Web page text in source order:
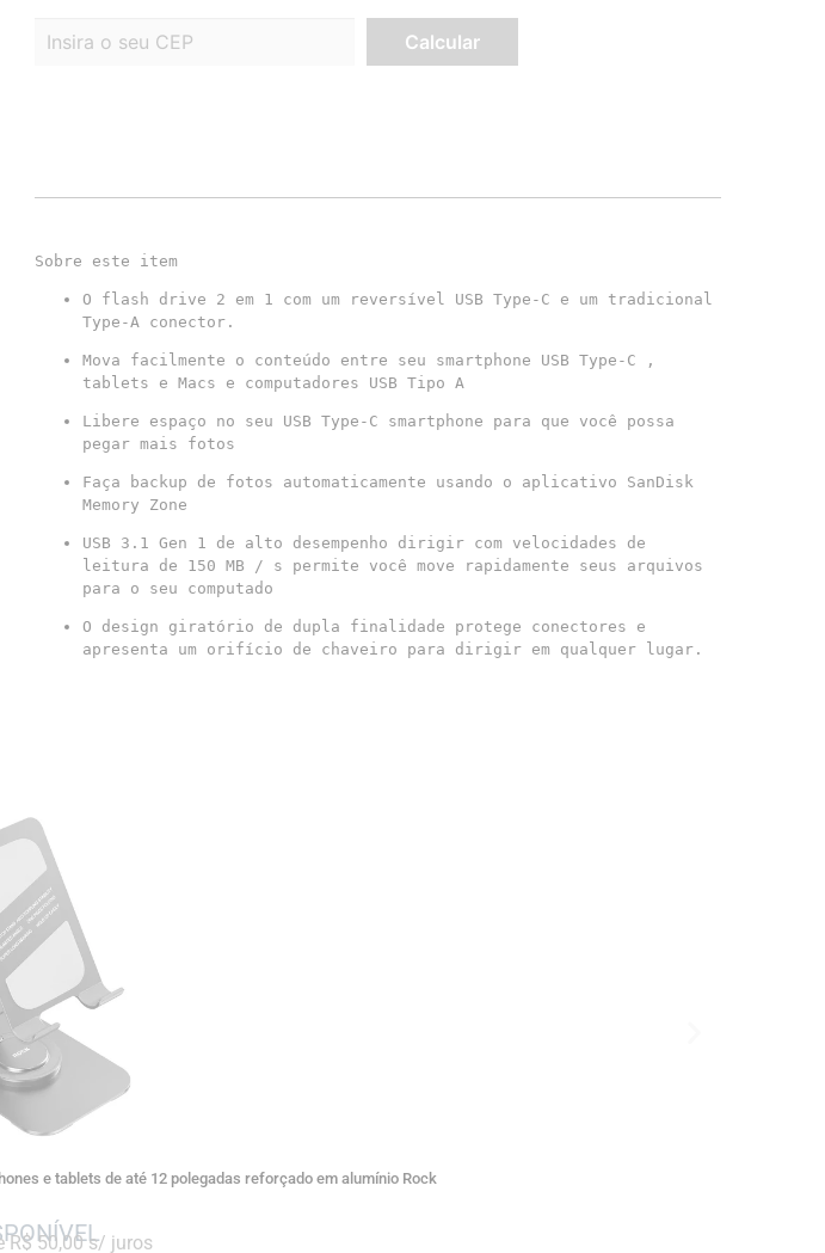
Sobre este item
O flash drive 2 em 1 com um reversível USB Type-C e um tradicional
Type-A conector.
Mova facilmente o conteúdo entre seu smartphone USB Type-C ,
tablets e Macs e computadores USB Tipo A
Libere espaço no seu USB Type-C smartphone para que você possa
pegar mais fotos
Faça backup de fotos automaticamente usando o aplicativo SanDisk
Memory Zone
USB 3.1 Gen 1 de alto desempenho dirigir com velocidades de
leitura de 150 MB / s permite você move rapidamente seus arquivos
para o seu computado
O design giratório de dupla finalidade protege conectores e
apresenta um orifício de chaveiro para dirigir em qualquer lugar.
e tablets de até 12 polegadas reforçado em alumínio Rock
R$ 50,00 s/ juros